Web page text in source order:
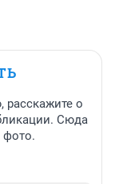
расскажите о
Сюда
фото.